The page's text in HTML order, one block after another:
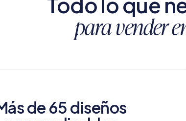
para vender
de 65 diseños